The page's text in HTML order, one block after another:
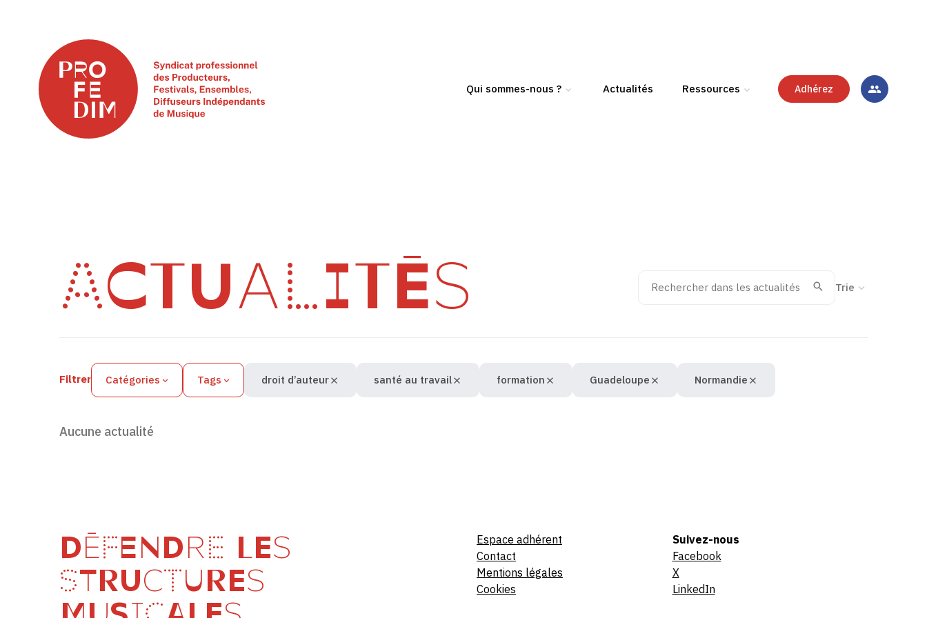
Qui sommes-nous ? Actualités Ressources Adhérez
ACTUALITÉS
Filtres des actualités
Recherche
ValiderTrier la recherche
Filtrer Catégories Tags droit d’auteur santé au travail formation Guadeloupe Normandie
Aucune actualité
DÉFENDRE LES
STRUCTURES
Espace adhérent
Contact
Mentions légales
Cookies
Suivez-nous
Facebook
X
LinkedIn